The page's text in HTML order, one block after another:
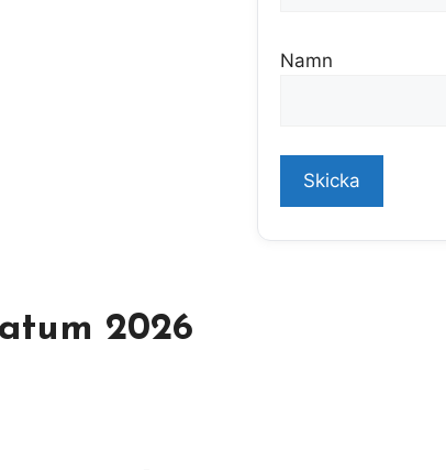
Namn
2026